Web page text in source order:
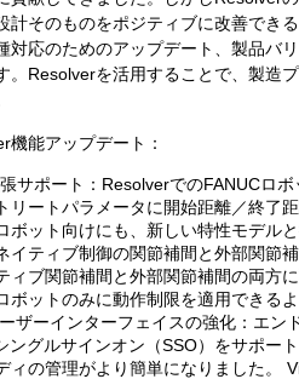
計そのものをポジティブに改善でき
対応のためのアップデート、製品バ
。Resolverを活用することで、製造
機能アップデート：
サポート：ResolverでのFANUCロ
リートパラメータに開始距離／終了
ボット向けにも、新しい特性モデル
イティブ制御の関節補間と外部関節
ィブ関節補間と外部関節補間の両方
ボットのみに動作制限を適用できる
ザーインターフェイスの強化：エン
ングルサインオン（SSO）をサポー
ィの管理がより簡単になりました。